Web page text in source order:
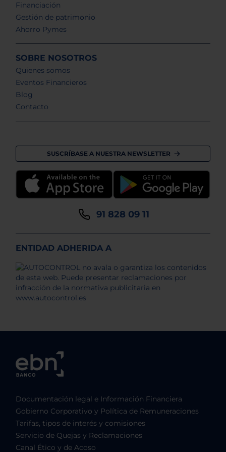
Financiación
Gestión de patrimonio
Ahorro Pymes
SOBRE NOSOTROS
Quienes somos
Eventos Financieros
Blog
Contacto
SUSCRÍBASE A NUESTRA NEWSLETTER
91 828 09 11
ENTIDAD ADHERIDA A
Documentación legal e Información Financiera
Gobierno Corporativo y Política de Remuneraciones
Tarifas, tipos de interés y comisiones
Servicio de Quejas y Reclamaciones
Canal Ético y de Acoso